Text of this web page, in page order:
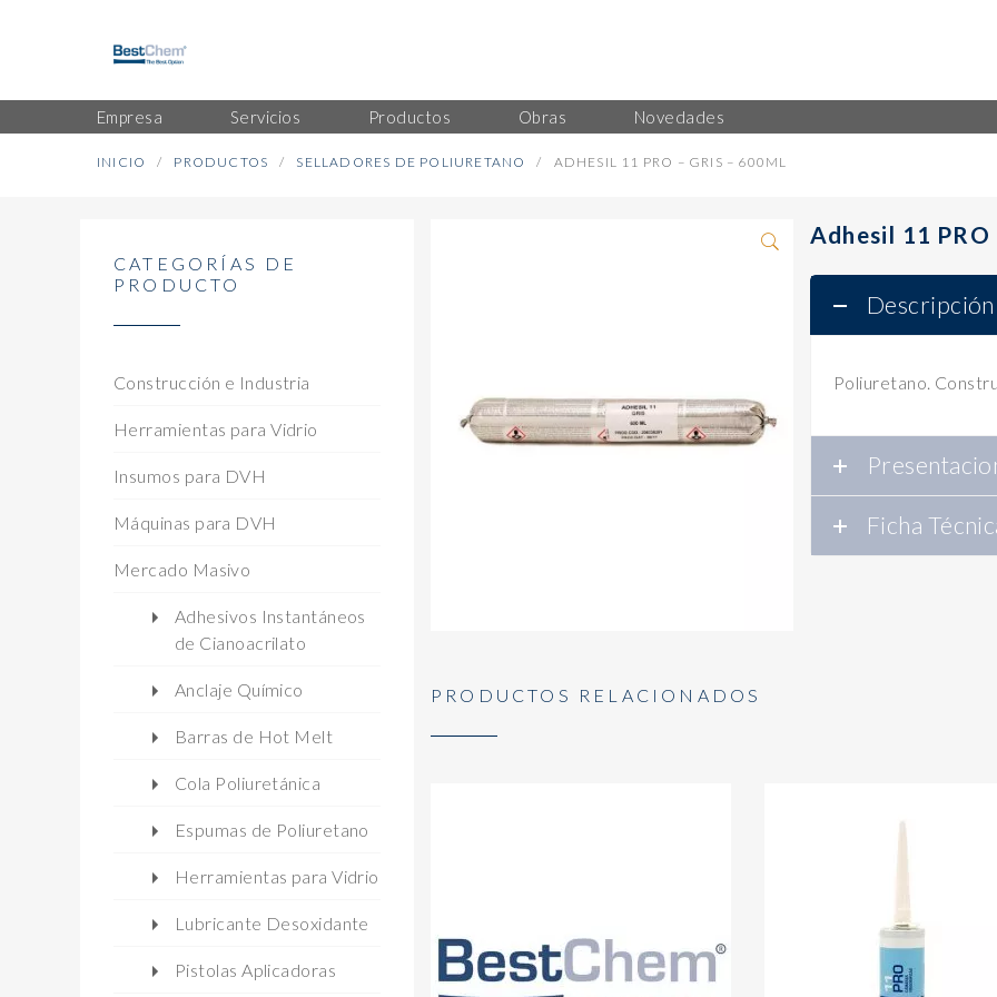
Empresa Servicios Productos Obras Novedades
INICIO PRODUCTOS SELLADORES DE POLIURETANO ADHESIL 11 PRO – GRIS – 600ML
Adhesil 11
Descripción
Poliuretano.
Ficha
PRODUCTOS RELACIONADOS
CATEGORÍAS DE
PRODUCTO
Construcción e Industria
Herramientas para Vidrio
Insumos para DVH
Máquinas para DVH
Mercado Masivo
Adhesivos Instantáneos
de Cianoacrilato
Anclaje Químico
Barras de Hot Melt
Cola Poliuretánica
Espumas de Poliuretano
Herramientas para Vidrio
Lubricante Desoxidante
Pistolas Aplicadoras